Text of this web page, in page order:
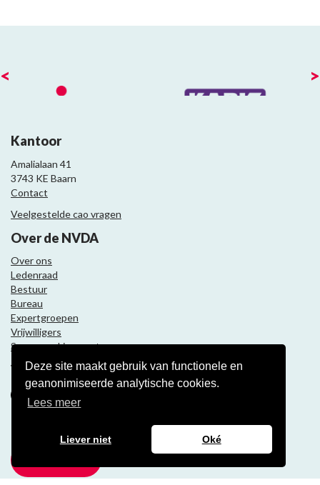
Deze site maakt gebruik van functionele en
geanonimiseerde analytische cookies.
Lees meer
Liever niet Oké
< >
Kantoor
Amalialaan 41
3743 KE Baarn
Contact
Veelgestelde cao vragen
Over de NVDA
Over ons
Ledenraad
Bestuur
Bureau
Expertgroepen
Vrijwilligers
Samenwerkingspartners
Volg ons